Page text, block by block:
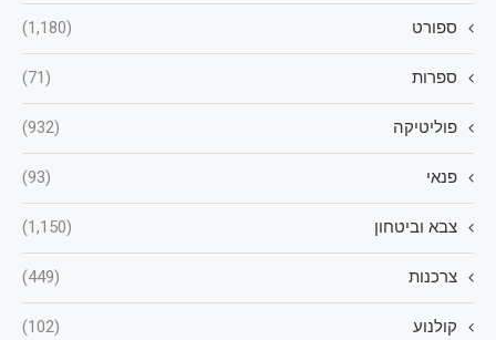
ספורט (1,180)
ספרות (71)
פוליטיקה (932)
פנאי (93)
צבא וביטחון (1,150)
צרכנות (449)
קולנוע (102)